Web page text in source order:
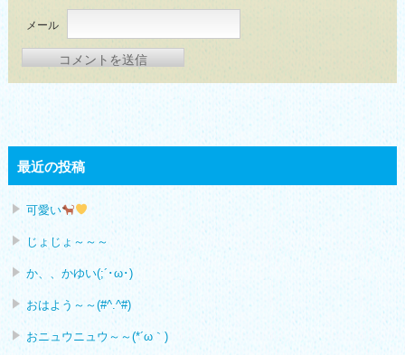
メール
最近の投稿
可愛い
じょじょ～～～
か、、かゆい(;´･ω･)
おはよう～～(#^.^#)
おニュウニュウ～～(*´ω｀)